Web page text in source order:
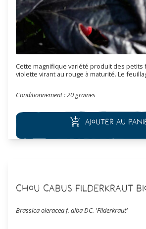
Cette magnifique variété produit des
violette virant au rouge à maturité. Le
aspect ornementale, la culture en pot est
de Scoville.
Conditionnement : 20 graines
Ajouter au
Chou Cabus Filderkraut
Brassica oleracea f. alba DC. 'Filderkraut'